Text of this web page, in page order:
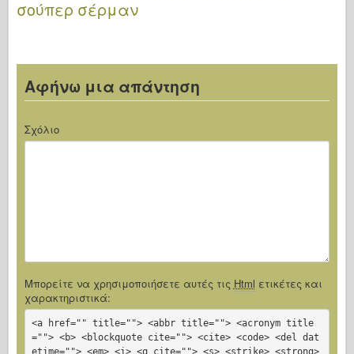
] –
σούπερ σέρμαν
Αφήνω μια απάντηση
Σχόλιο
Μπορείτε να χρησιμοποιήσετε αυτές τις Html ετικέτες και
χαρακτηριστικά:
<a href="" title=""> <abbr title=""> <acronym title
=""> <b> <blockquote cite=""> <cite> <code> <del dat
etime=""> <em> <i> <q cite=""> <s> <strike> <strong>